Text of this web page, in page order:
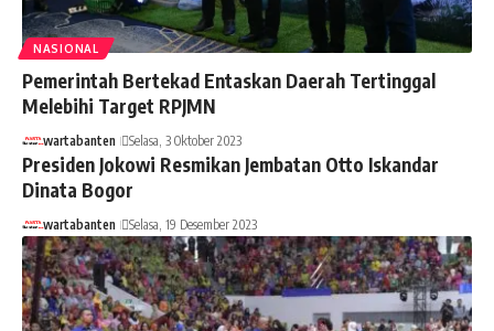
NASIONAL
Pemerintah Bertekad Entaskan Daerah Tertinggal
Melebihi Target RPJMN
wartabanten Selasa, 3 Oktober 2023
Presiden Jokowi Resmikan Jembatan Otto Iskandar
Dinata Bogor
wartabanten Selasa, 19 Desember 2023